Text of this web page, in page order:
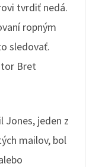
tvrdiť nedá.
ropným
sledovať.
Bret
Jones, jeden z
mailov, bol